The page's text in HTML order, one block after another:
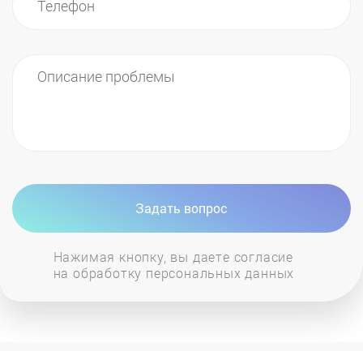
Задать вопрос
Нажимая кнопку, вы даете согласие
на обработку персональных данных